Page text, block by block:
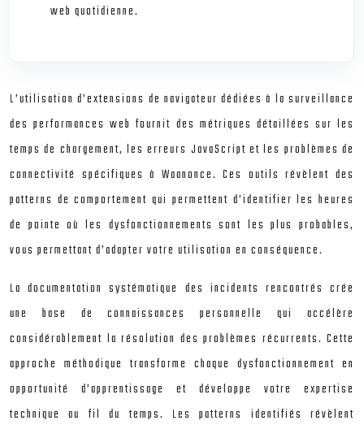
web quotidienne.
L’utilisation d’extensions de navigateur dédiées à la surveillance
des performances web fournit des métriques détaillées sur les
temps de chargement, les erreurs JavaScript et les problèmes de
connectivité spécifiques à Waanonce. Ces outils révèlent des
patterns de comportement qui permettent d’identifier les heures
de pointe où les dysfonctionnements sont les plus probables,
vous permettant d’adapter votre utilisation en conséquence.
La documentation systématique des incidents rencontrés crée
une base de connaissances personnelle qui accélère
considérablement la résolution des problèmes récurrents. Cette
approche méthodique transforme chaque dysfonctionnement en
opportunité d’apprentissage et développe votre expertise
technique au fil du temps. Les patterns identifiés révèlent